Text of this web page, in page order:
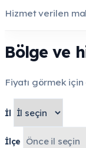
Hizmet verilen
Bölge ve
Fiyatı görmek için
İl
İlçe